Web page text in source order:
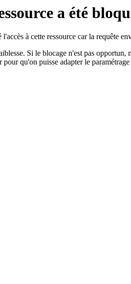
a été
à cette ressource car la requête
Si le blocage n'est pas
qu'on puisse adapter le